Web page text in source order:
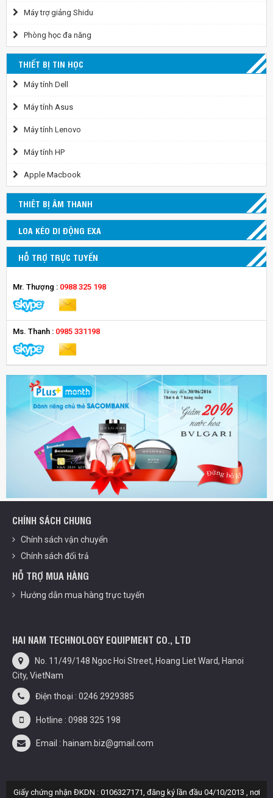
Máy trợ giảng Shidu
Phòng học đa năng
THIẾT BỊ TIN HỌC
Máy tính Dell
Máy tính Asus
Máy tính Lenovo
Máy tính HP
Apple Macbook
THIÊT BỊ ÂM THANH
LOA KÉO DI ĐỘNG EXA
HỖ TRỢ TRỰC TUYẾN
Mr. Thượng : 0988 325 198
Ms. Thanh : 0985 331198
CHÍNH SÁCH CHUNG
Chính sách vận chuyển
Chính sách đổi trả
HỖ TRỢ MUA HÀNG
Hướng dẫn mua hàng trực tuyến
HAI NAM TECHNOLOGY EQUIPMENT CO., LTD
No. 11/49/148 Ngoc Hoi Street, Hoang Liet Ward, Hanoi
City, VietNam
Điện thoại : 0246 2929385
Hotline : 0988 325 198
Email : hainam.biz@gmail.com
Giấy chứng nhận ĐKDN : 0106327171, đăng ký lần đầu 04/10/2013 , nơi